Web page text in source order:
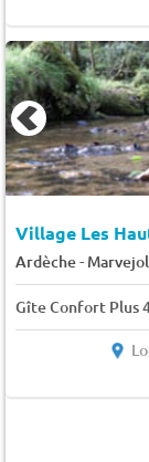
Village Les
Ardèche-
Gîte Confort Plus